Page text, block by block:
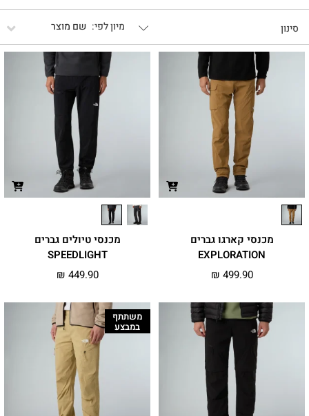
סינון שם מוצר
מכנסי קארגו גברים
EXPLORATION
₪ 499.90
מכנסי טיולים גברים
SPEEDLIGHT
₪ 449.90
משתתף
במבצע